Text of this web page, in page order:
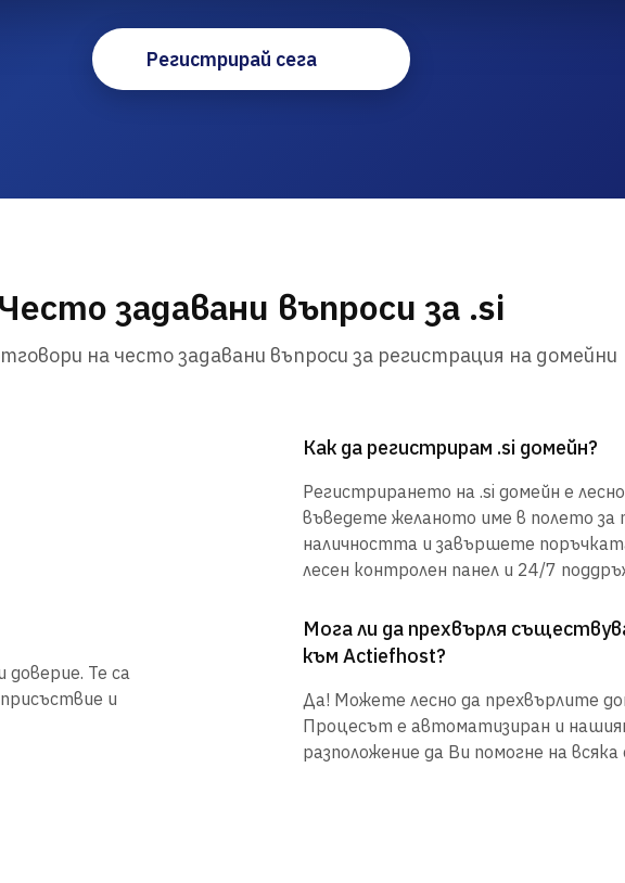
Регистрирай сега
Често задавани въпроси за .si
на често задавани въпроси за регистрация на домейни
Как да регистрирам .si домейн?
Регистрирането на .si домейн е
въведете желаното име в полето за
наличността и завършете
лесен контролен панел и 24/7
доверие. Те са
и
Мога ли да прехвърля
към Actiefhost?
Да! Можете лесно да прехвърлите
Процесът е автоматизиран и
разположение да Ви помогне на